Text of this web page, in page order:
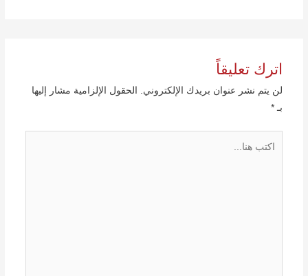
اترك تعليقاً
لن يتم نشر عنوان بريدك الإلكتروني.
الحقول الإلزامية مشار إليها
بـ *